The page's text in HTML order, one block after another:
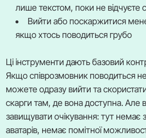
лише текстом, поки не відчуєте
Вийти або поскаржитися
якщо хтось поводиться грубо
Ці інструменти дають базовий
Якщо співрозмовник поводиться
можете одразу вийти та
скарги там, де вона доступна. Але
завищувати очікування: тут немає
аватарів, немає помітної